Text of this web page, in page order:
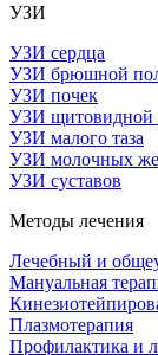
УЗИ
УЗИ сердца
УЗИ брюшной
УЗИ почек
УЗИ щитовидной
УЗИ малого таза
УЗИ молочных
УЗИ суставов
Методы лечения
Лечебный и
Мануальная
Плазмотерапия
Профилактика и